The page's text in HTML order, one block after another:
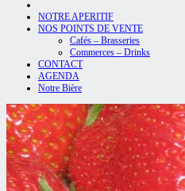
NOTRE APERITIF
NOS POINTS DE VENTE
Cafés – Brasseries
Commerces – Drinks
CONTACT
AGENDA
Notre Bière